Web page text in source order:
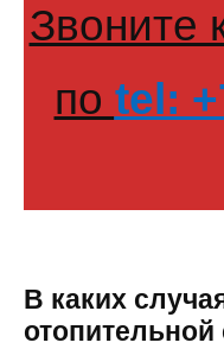
Звоните
по tel:
В каких